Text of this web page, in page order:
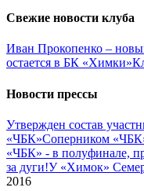
Свежие новости клуба
Иван Прокопенко –
остается в БК «Химки»
Новости прессы
Утвержден состав
«ЧБК»Соперником
«ЧБК» - в полуфинале,
за дуги!У «Химок»
2016